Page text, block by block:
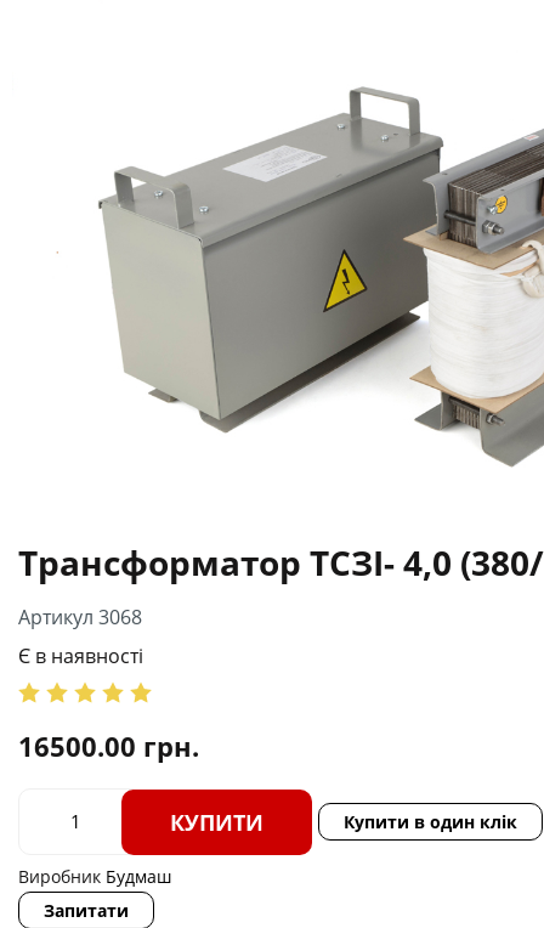
Трансформатор ТСЗІ- 4,0
Артикул 3068
Є в наявності
16500.00 грн.
КУПИТИ Купити в один клік
Виробник Будмаш
Запитати